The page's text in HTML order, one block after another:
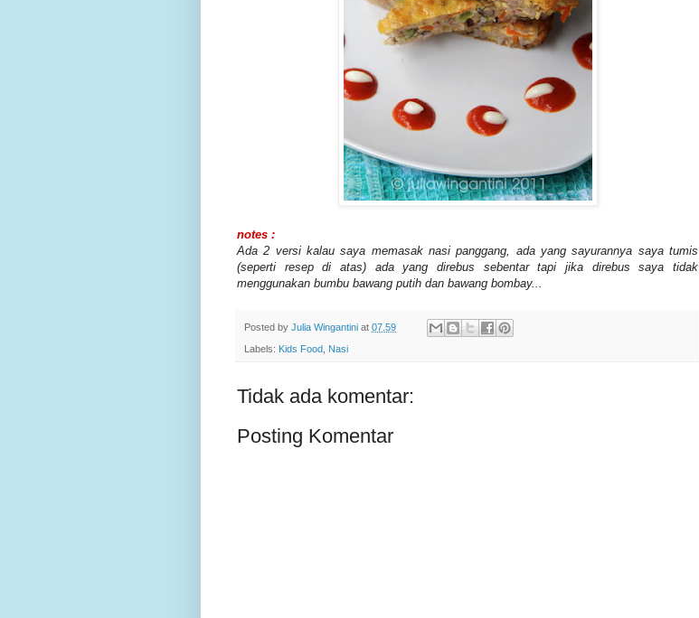
notes :
Ada 2 versi kalau saya memasak nasi panggang, ada yang sayurannya saya tumis
(seperti resep di atas) ada yang direbus sebentar tapi jika direbus saya tidak
menggunakan bumbu bawang putih dan bawang bombay...
Posted by Julia Wingantini at 07.59
Labels: Kids Food Nasi
Tidak ada komentar:
Posting Komentar